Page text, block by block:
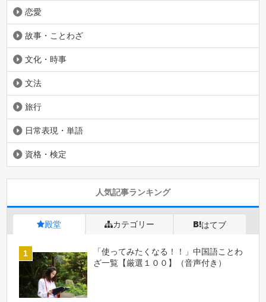
恋愛
故事・ことわざ
文化・時事
文法
旅行
日常表現・単語
資格・検定
人気記事ランキング
殿堂 カテゴリー はてブ
「使ってみたくなる！！」中国語ことわ
ざ一覧【厳選１００】（音声付き）